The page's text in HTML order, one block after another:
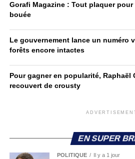
Gorafi Magazine : Tout plaquer
bouée
Le gouvernement lance un numéro
forêts encore intactes
Pour gagner en popularité, Raphaël
recouvert de crousty
EN SUPER
POLITIQUE Il y a 1 jour